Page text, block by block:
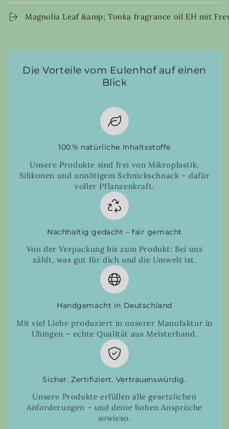
Magnolia Leaf &amp; Tonka fragrance oil EH mit
Die Vorteile vom Eulenhof auf einen
Blick
100 % natürliche Inhaltsstoffe
Unsere Produkte sind frei von Mikroplastik,
Silikonen und unnötigem Schnickschnack – dafür
voller Pflanzenkraft.
Nachhaltig gedacht – fair gemacht
Von der Verpackung bis zum Produkt: Bei uns
zählt, was gut für dich und die Umwelt ist.
Handgemacht in Deutschland
Mit viel Liebe produziert in unserer Manufaktur in
Uhingen – echte Qualität aus Meisterhand.
Sicher. Zertifiziert. Vertrauenswürdig.
Unsere Produkte erfüllen alle gesetzlichen
Anforderungen – und deine hohen Ansprüche
sowieso.